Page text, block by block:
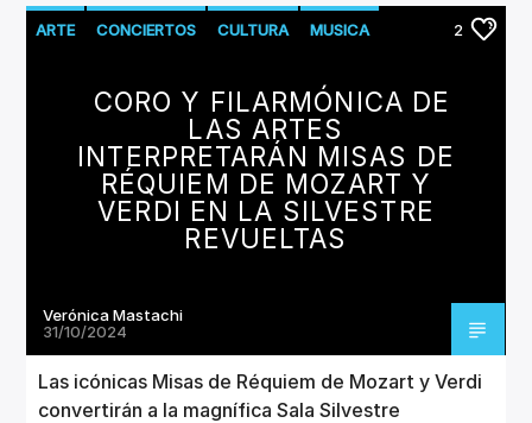
ARTE CONCIERTOS CULTURA MUSICA 2
CORO Y FILARMÓNICA DE
LAS ARTES
INTERPRETARÁN MISAS DE
RÉQUIEM DE MOZART Y
VERDI EN LA SILVESTRE
REVUELTAS
Verónica Mastachi
31/10/2024
Las icónicas Misas de Réquiem de Mozart y Verdi
convertirán a la magnífica Sala Silvestre